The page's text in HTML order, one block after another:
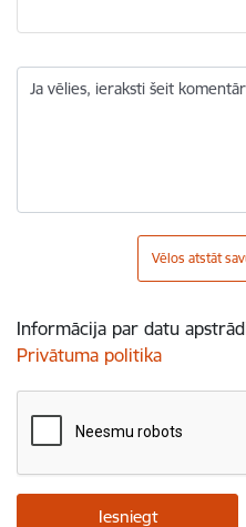
Ja vēlies, ieraksti šeit
Vēlos atstāt
Informācija par datu
Privātuma politika